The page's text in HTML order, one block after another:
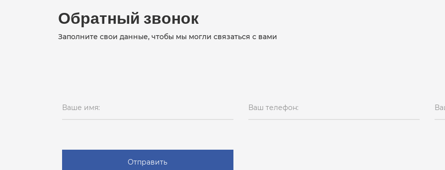
Обратный звонок
Заполните свои данные, чтобы мы могли связаться с вами
Ваше имя: Ваш телефон:
Отправить